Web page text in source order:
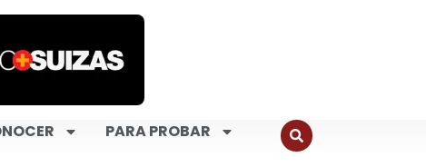
PARA PROBAR